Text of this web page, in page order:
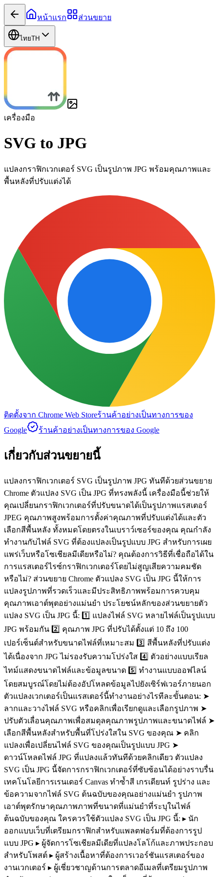
หน้าแรก ส่วนขยาย
ไทยTH
เครื่องมือ
SVG to JPG
แปลงกราฟิกเวกเตอร์ SVG เป็นรูปภาพ JPG พร้อมคุณภาพและ
พื้นหลังที่ปรับแต่งได้
ติดตั้งจาก Chrome Web Storeร้านค้าอย่างเป็นทางการของ
Google
ร้านค้าอย่างเป็นทางการของ Google
เกี่ยวกับส่วนขยายนี้
แปลงกราฟิกเวกเตอร์ SVG เป็นรูปภาพ JPG ทันทีด้วยส่วนขยาย
Chrome ตัวแปลง SVG เป็น JPG ที่ทรงพลังนี้ เครื่องมือนี้ช่วยให้
คุณเปลี่ยนกราฟิกเวกเตอร์ที่ปรับขนาดได้เป็นรูปภาพแรสเตอร์
JPEG คุณภาพสูงพร้อมการตั้งค่าคุณภาพที่ปรับแต่งได้และตัว
เลือกสีพื้นหลัง ทั้งหมดโดยตรงในเบราว์เซอร์ของคุณ คุณกำลัง
ทำงานกับไฟล์ SVG ที่ต้องแปลงเป็นรูปแบบ JPG สำหรับการเผย
แพร่เว็บหรือโซเชียลมีเดียหรือไม่? คุณต้องการวิธีที่เชื่อถือได้ใน
การแรสเตอร์ไรซ์กราฟิกเวกเตอร์โดยไม่สูญเสียความคมชัด
หรือไม่? ส่วนขยาย Chrome ตัวแปลง SVG เป็น JPG นี้ให้การ
แปลงรูปภาพที่รวดเร็วและมีประสิทธิภาพพร้อมการควบคุม
คุณภาพเอาต์พุตอย่างแม่นยำ ประโยชน์หลักของส่วนขยายตัว
แปลง SVG เป็น JPG นี้: 1️⃣ แปลงไฟล์ SVG หลายไฟล์เป็นรูปแบบ
JPG พร้อมกัน 2️⃣ คุณภาพ JPG ที่ปรับได้ตั้งแต่ 10 ถึง 100
เปอร์เซ็นต์สำหรับขนาดไฟล์ที่เหมาะสม 3️⃣ สีพื้นหลังที่ปรับแต่ง
ได้เนื่องจาก JPG ไม่รองรับความโปร่งใส 4️⃣ ตัวอย่างแบบเรียล
ไทม์แสดงขนาดไฟล์และข้อมูลขนาด 5️⃣ ทำงานแบบออฟไลน์
โดยสมบูรณ์โดยไม่ต้องอัปโหลดข้อมูลไปยังเซิร์ฟเวอร์ภายนอก
ตัวแปลงเวกเตอร์เป็นแรสเตอร์นี้ทำงานอย่างไรทีละขั้นตอน: ➤
ลากและวางไฟล์ SVG หรือคลิกเพื่อเรียกดูและเลือกรูปภาพ ➤
ปรับตัวเลื่อนคุณภาพเพื่อสมดุลคุณภาพรูปภาพและขนาดไฟล์ ➤
เลือกสีพื้นหลังสำหรับพื้นที่โปร่งใสใน SVG ของคุณ ➤ คลิก
แปลงเพื่อเปลี่ยนไฟล์ SVG ของคุณเป็นรูปแบบ JPG ➤
ดาวน์โหลดไฟล์ JPG ที่แปลงแล้วทันทีด้วยคลิกเดียว ตัวแปลง
SVG เป็น JPG นี้จัดการกราฟิกเวกเตอร์ที่ซับซ้อนได้อย่างราบรื่น
เทคโนโลยีการเรนเดอร์ Canvas ทำซ้ำสี เกรเดียนท์ รูปร่าง และ
ข้อความจากไฟล์ SVG ต้นฉบับของคุณอย่างแม่นยำ รูปภาพ
เอาต์พุตรักษาคุณภาพภาพที่ขนาดที่แม่นยำที่ระบุในไฟล์
ต้นฉบับของคุณ ใครควรใช้ตัวแปลง SVG เป็น JPG นี้: ▸ นัก
ออกแบบเว็บที่เตรียมกราฟิกสำหรับแพลตฟอร์มที่ต้องการรูป
แบบ JPG ▸ ผู้จัดการโซเชียลมีเดียที่แปลงโลโก้และภาพประกอบ
สำหรับโพสต์ ▸ ผู้สร้างเนื้อหาที่ต้องการเวอร์ชันแรสเตอร์ของ
งานเวกเตอร์ ▸ ผู้เชี่ยวชาญด้านการตลาดอีเมลที่เตรียมรูปภาพ